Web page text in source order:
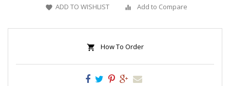
ADD TO WISHLIST Add to Compare
How To Order